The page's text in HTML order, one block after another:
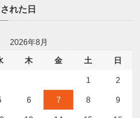
れた日
2026年8月
木 金 土 日
1 2
6 7 8 9